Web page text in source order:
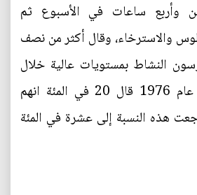
وأربع ساعات في الأسبوع ثم
والاسترخاء، وقال أكثر من نصف
النشاط بمستويات عالية خلال
فترة الدراسة، وفي عام 1976 قال 20 في المئة انهم
هذه النسبة إلى عشرة في المئة